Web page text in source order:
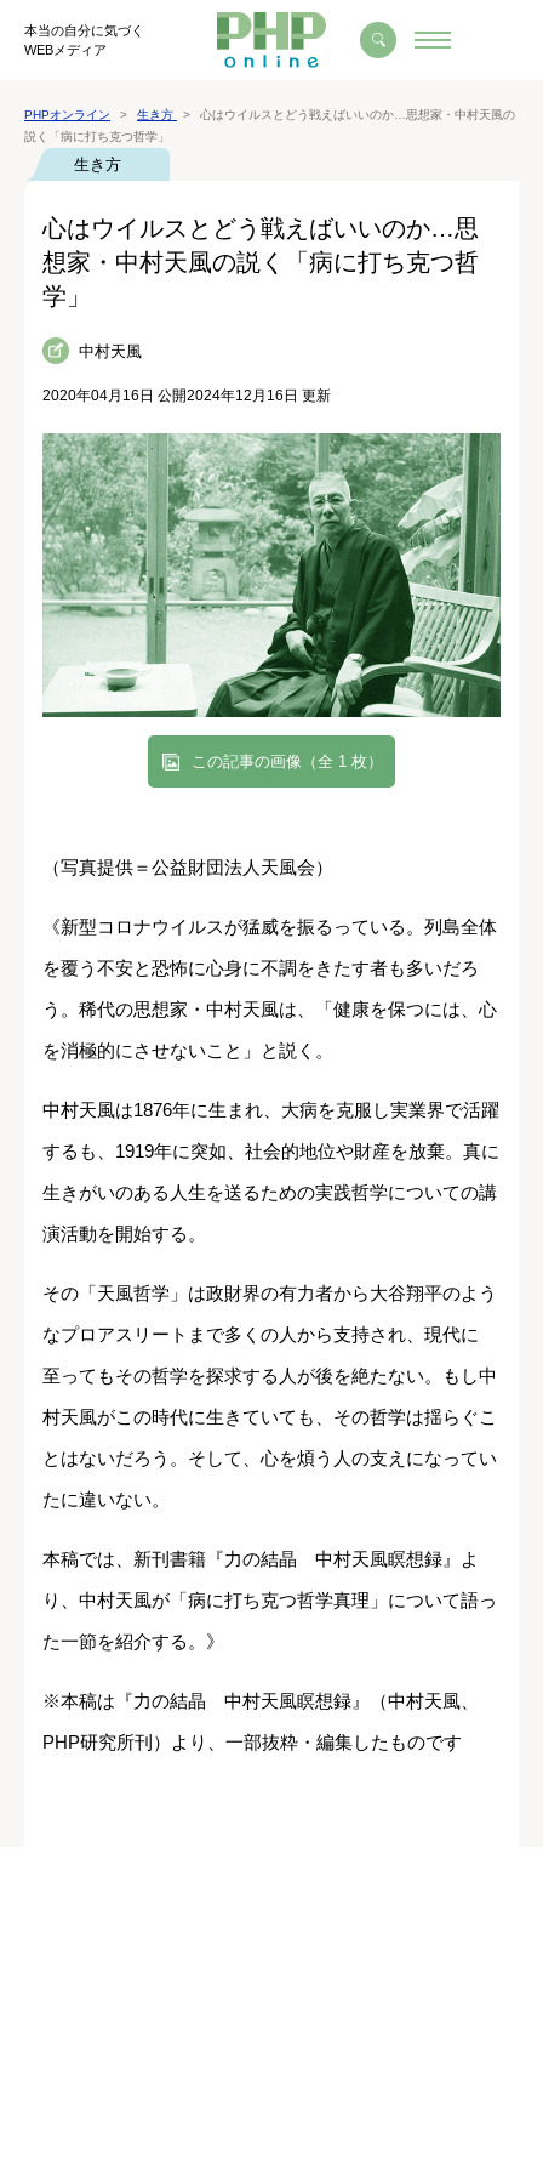
本当の自分に気づく
WEBメディア
PHPオンライン 生き方
心はウイルスとどう戦えばいいのか…思想家・中村天風の
説く「病に打ち克つ哲学」
生き方
心はウイルスとどう戦えばいいのか…思
想家・中村天風の説く「病に打ち克つ哲
学」
中村天風
2020年04月16日 公開2024年12月16日 更新
この記事の画像（全 1 枚）
（写真提供＝公益財団法人天風会）
《新型コロナウイルスが猛威を振るっている。列島全体
を覆う不安と恐怖に心身に不調をきたす者も多いだろ
う。稀代の思想家・中村天風は、「健康を保つには、心
を消極的にさせないこと」と説く。
中村天風は1876年に生まれ、大病を克服し実業界で活躍
するも、1919年に突如、社会的地位や財産を放棄。真に
生きがいのある人生を送るための実践哲学についての講
演活動を開始する。
その「天風哲学」は政財界の有力者から大谷翔平のよう
なプロアスリートまで多くの人から支持され、現代に
至ってもその哲学を探求する人が後を絶たない。もし中
村天風がこの時代に生きていても、その哲学は揺らぐこ
とはないだろう。そして、心を煩う人の支えになってい
たに違いない。
本稿では、新刊書籍『力の結晶 中村天風瞑想録』よ
り、中村天風が「病に打ち克つ哲学真理」について語っ
た一節を紹介する。》
※本稿は『力の結晶 中村天風瞑想録』（中村天風、
PHP研究所刊）より、一部抜粋・編集したものです